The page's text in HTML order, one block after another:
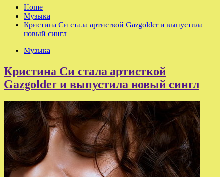
Home
Музыка
Кристина Си стала артисткой Gazgolder и выпустила
новый сингл
Музыка
Кристина Си стала артисткой
Gazgolder и выпустила новый сингл